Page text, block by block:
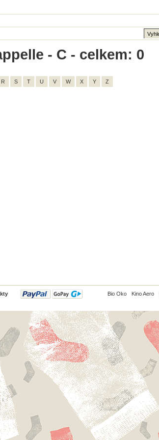
- C - celkem: 0
R S T U V W X Y Z
Bio Oko Kino Aero